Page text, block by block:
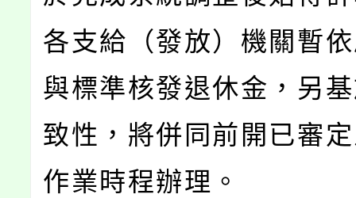
各支給（發放）機關暫
與標準核發退休金，另
致性，將併同前開已審
作業時程辦理。